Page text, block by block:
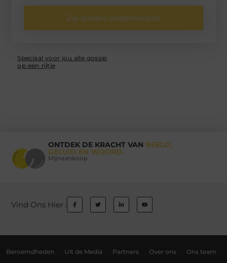
Zie andere onderwerpen
Speciaal voor jou alle gossip
op een rijtje
ONTDEK DE KRACHT VAN BEELD,
GELUID EN WOORD.
Mijnaankoop
Vind Ons Hier :
Beroemdheden Uit de Media Partners Over ons Ons team